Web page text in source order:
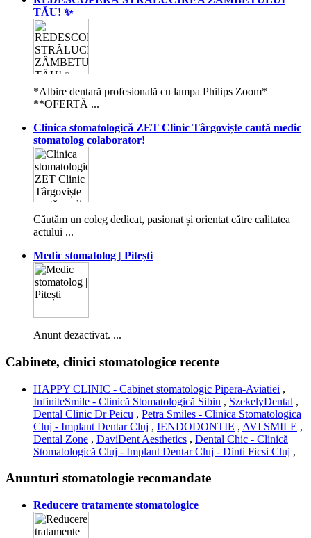
TĂU! ✨
*Albire dentară profesională cu lampa Philips Zoom*
**OFERTĂ ...
Clinica stomatologică ZET Clinic Târgoviște caută medic
stomatolog colaborator!
Căutăm un coleg dedicat, pasionat și orientat către calitatea
actului ...
Medic stomatolog | Pitești
Anunt dezactivat. ...
Cabinete, clinici stomatologice recente
HAPPY CLINIC - Cabinet stomatologic Pipera-Aviatiei ,
InfiniteSmile - Clinică Stomatologică Sibiu , SzekelyDental ,
Dental Clinic Dr Peicu , Petra Smiles - Clinica Stomatologica
Cluj - Implant Dentar Cluj , IENDODONTIE , AVI SMILE ,
Dental Zone , DaviDent Aesthetics , Dental Chic - Clinică
Stomatologică Cluj - Implant Dentar Cluj - Dinti Ficsi Cluj ,
Anunturi stomatologie recomandate
Reducere tratamente stomatologice